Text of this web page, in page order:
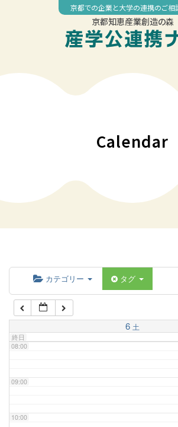
京都での企業と大学の連携のご相
京都知恵産業創造の森
Calendar
カテゴリー タグ
6 土
終日
04:00
07:00
08:00
09:00
10:00